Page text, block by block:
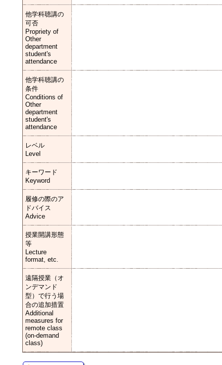
他学科聴講の
可否
Propriety of
Other
department
student's
attendance
他学科聴講の
条件
Conditions of
Other
department
student's
attendance
レベル
Level
キーワード
Keyword
履修の際のア
ドバイス
Advice
授業開講形態
等
Lecture
format, etc.
遠隔授業（オ
ンデマンド
型）で行う場
合の追加措置
Additional
measures for
remote class
(on-demand
class)